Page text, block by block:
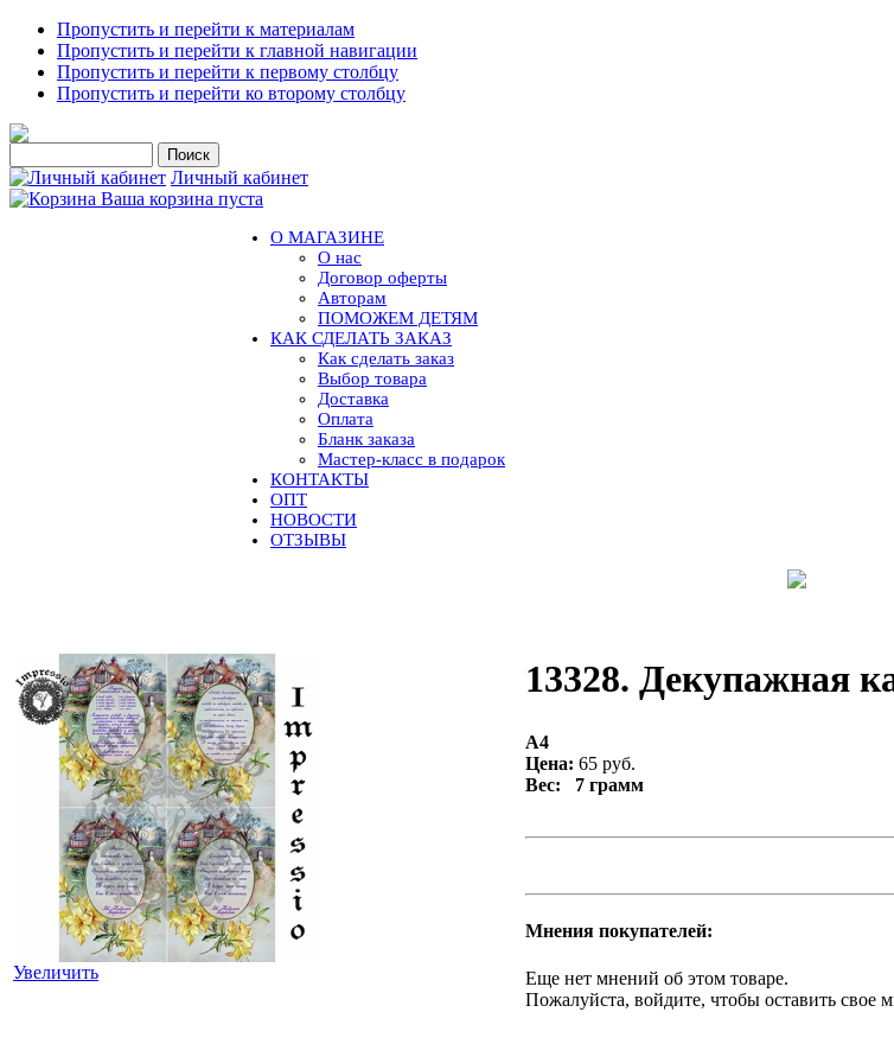
Пропустить и перейти к материалам
Пропустить и перейти к главной навигации
Пропустить и перейти к первому столбцу
Пропустить и перейти ко второму столбцу
Личный кабинет
Ваша корзина пуста
О МАГАЗИНЕ
О нас
Договор оферты
Авторам
ПОМОЖЕМ ДЕТЯМ
КАК СДЕЛАТЬ ЗАКАЗ
Как сделать заказ
Выбор товара
Доставка
Оплата
Бланк заказа
Мастер-класс в подарок
КОНТАКТЫ
ОПТ
НОВОСТИ
ОТЗЫВЫ
Увеличить
13328. Декупажная
А4
Цена: 65 руб.
Вес: 7 грамм
Мнения покупателей:
Еще нет мнений об этом товаре.
Пожалуйста, войдите, чтобы оставить свое